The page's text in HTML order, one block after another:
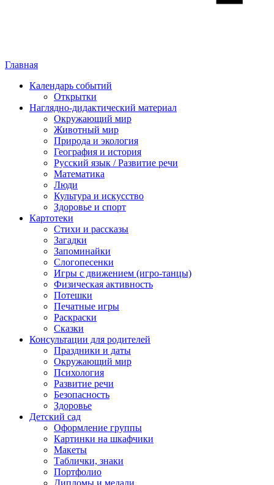
Главная
Календарь событий
Открытки
Наглядно-дидактический материал
Окружающий мир
Животный мир
Природа и экология
География и история
Русский язык / Развитие речи
Математика
Люди
Культура и искусство
Здоровье и спорт
Картотеки
Стихи и рассказы
Загадки
Запоминайки
Слогопесенки
Игры с движением (игро-танцы)
Физическая активность
Потешки
Печатные игры
Раскраски
Сказки
Консультации для родителей
Праздники и даты
Окружающий мир
Психология
Развитие речи
Безопасность
Здоровье
Детский сад
Оформление группы
Картинки на шкафчики
Макеты
Таблички, знаки
Портфолио
Дипломы и медали